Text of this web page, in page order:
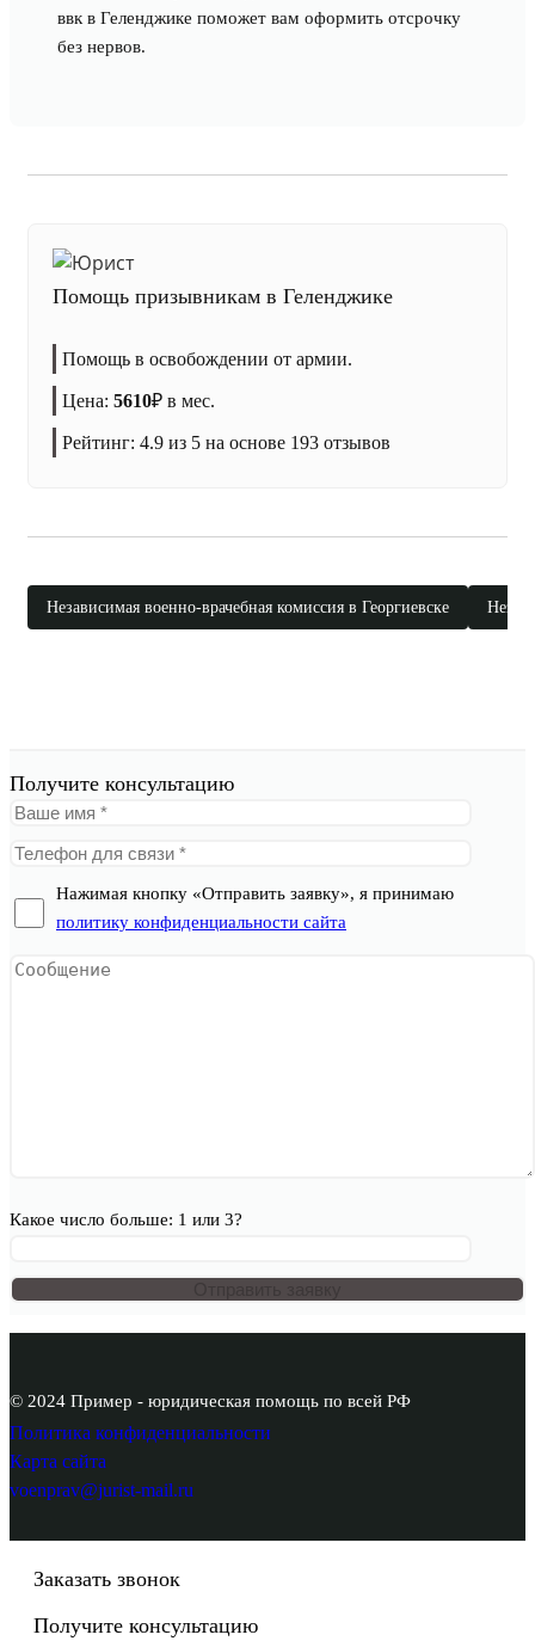
ввк в Геленджике поможет вам оформить отсрочку
без нервов.
Помощь призывникам в Геленджике
Помощь в освобождении от армии.
Цена: 5610₽ в мес.
Рейтинг: 4.9 из 5 на основе 193 отзывов
Независимая военно-врачебная комиссия в Георгиевске
Получите консультацию
Нажимая кнопку «Отправить заявку», я принимаю
политику конфиденциальности сайта
Какое число больше: 1 или 3?
© 2024 Пример - юридическая помощь по всей РФ
Политика конфиденциальности
Карта сайта
voenprav@jurist-mail.ru
Заказать звонок
Получите консультацию